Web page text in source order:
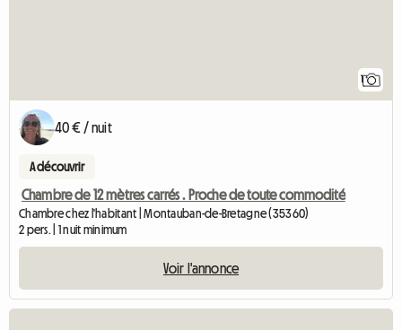
1
40 € / nuit
A découvrir
Chambre de 12 mètres carrés . Proche de toute commodité
Chambre chez l'habitant | Montauban-de-Bretagne (35360)
2 pers. | 1 nuit minimum
Voir l'annonce